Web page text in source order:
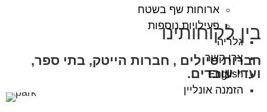
ארוחות שף בשטח
פעילויות נוספות
גלריה
צרו קשר
English
הזמנה אונליין
בין לקוחותינו
חברות טיולים , חברות הייטק, בתי ספר,
ועדי עובדים.